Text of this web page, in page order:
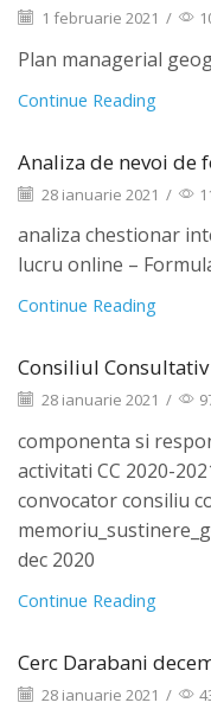
1 februarie 2021 /
Plan managerial
Continue Reading
Analiza de nevoi
28 ianuarie 2021 /
analiza chestionar
lucru online –
Continue Reading
Consiliul Consultativ
28 ianuarie 2021 /
componenta si
activitati CC 2020-
convocator consiliu
dec 2020
Continue Reading
Cerc Darabani
28 ianuarie 2021 /